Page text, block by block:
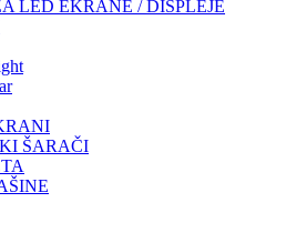
LED EKRANE / DISPLEJE
ŠARAČI